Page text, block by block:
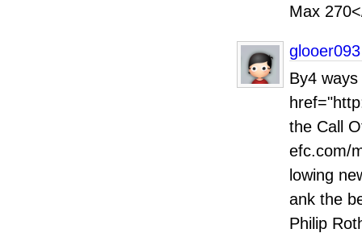
Max
glooer093
By4
the Call
efc.com/
lowing
ank the
Philip